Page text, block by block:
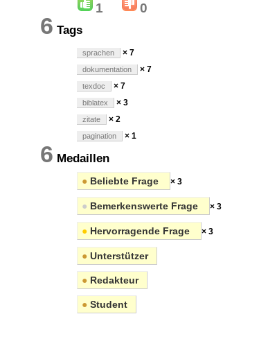
1 0
6 Tags
sprachen × 7
dokumentation × 7
texdoc × 7
biblatex × 3
zitate × 2
pagination × 1
6 Medaillen
● Beliebte Frage × 3
● Bemerkenswerte Frage × 3
● Hervorragende Frage × 3
● Unterstützer
● Redakteur
● Student